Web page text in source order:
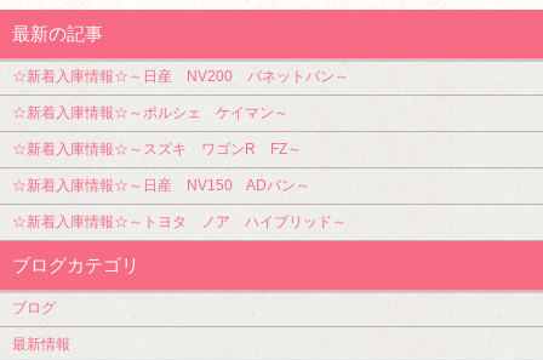
最新の記事
☆新着入庫情報☆～日産 NV200 バネットバン～
☆新着入庫情報☆～ポルシェ ケイマン～
☆新着入庫情報☆～スズキ ワゴンR FZ～
☆新着入庫情報☆～日産 NV150 ADバン～
☆新着入庫情報☆～トヨタ ノア ハイブリッド～
ブログカテゴリ
ブログ
最新情報